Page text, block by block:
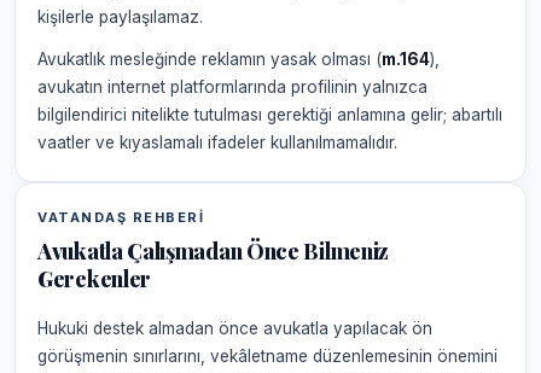
kişilerle paylaşılamaz.
Avukatlık mesleğinde reklamın yasak olması (m.164),
avukatın internet platformlarında profilinin yalnızca
bilgilendirici nitelikte tutulması gerektiği anlamına gelir; abartılı
vaatler ve kıyaslamalı ifadeler kullanılmamalıdır.
VATANDAŞ REHBERI
Avukatla Çalışmadan Önce Bilmeniz
Gerekenler
Hukuki destek almadan önce avukatla yapılacak ön
görüşmenin sınırlarını, vekâletname düzenlemesinin önemini